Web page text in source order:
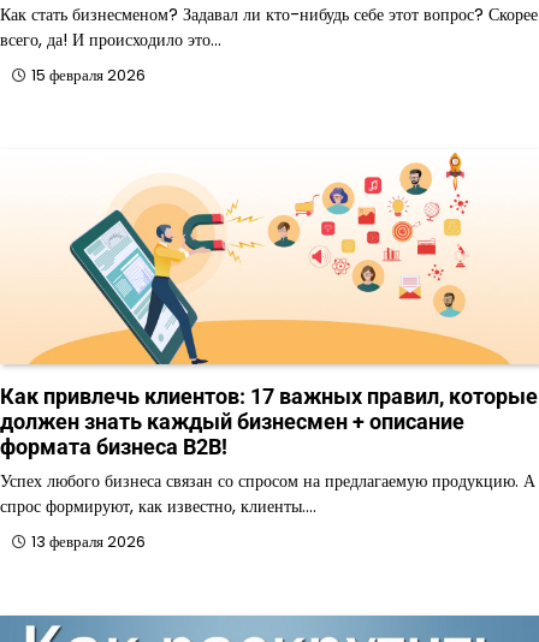
Как стать бизнесменом? Задавал ли кто-нибудь себе этот вопрос? Скорее
всего, да! И происходило это…
15 февраля 2026
Как привлечь клиентов: 17 важных правил, которые
должен знать каждый бизнесмен + описание
формата бизнеса B2B!
Успех любого бизнеса связан со спросом на предлагаемую продукцию. А
спрос формируют, как известно, клиенты.…
13 февраля 2026